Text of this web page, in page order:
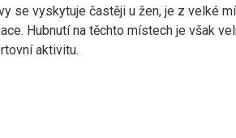
se vyskytuje častěji u žen, je z velké
Hubnutí na těchto místech je však
aktivitu.